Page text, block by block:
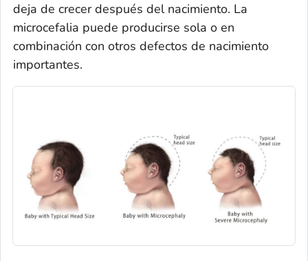
deja de crecer después del nacimiento. La
microcefalia puede producirse sola o en
combinación con otros defectos de nacimiento
importantes.